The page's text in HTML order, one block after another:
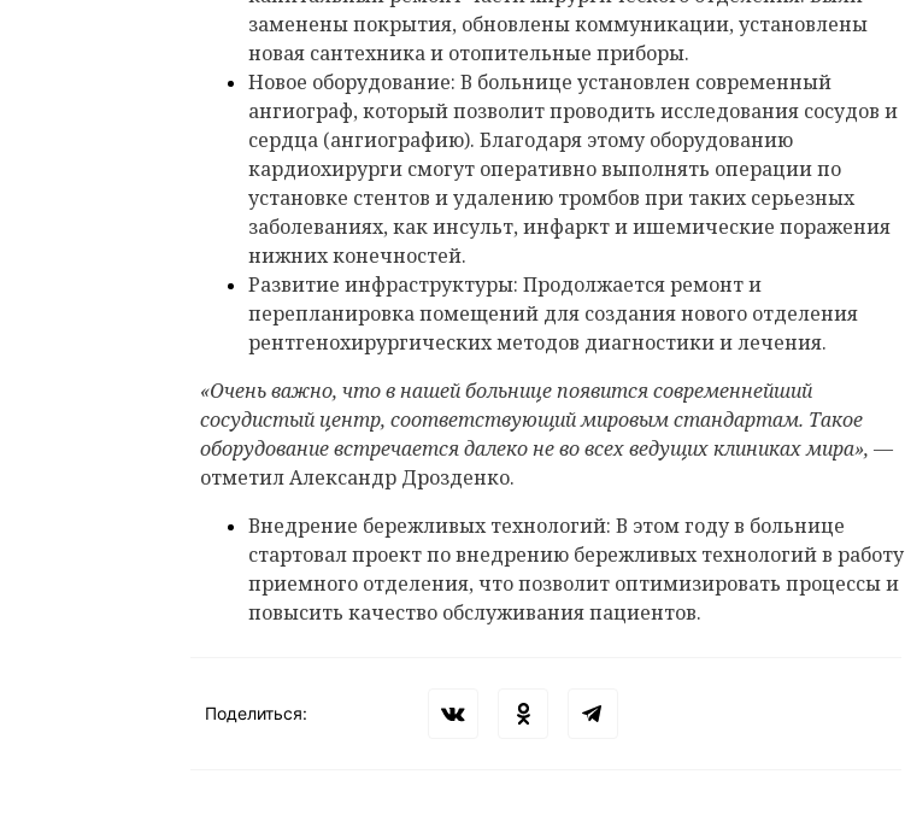
заменены покрытия, обновлены коммуникации, установлены
новая сантехника и отопительные приборы.
Новое оборудование: В больнице установлен современный
ангиограф, который позволит проводить исследования сосудов и
сердца (ангиографию). Благодаря этому оборудованию
кардиохирурги смогут оперативно выполнять операции по
установке стентов и удалению тромбов при таких серьезных
заболеваниях, как инсульт, инфаркт и ишемические поражения
нижних конечностей.
Развитие инфраструктуры: Продолжается ремонт и
перепланировка помещений для создания нового отделения
рентгенохирургических методов диагностики и лечения.
«Очень важно, что в нашей больнице появится современнейший
сосудистый центр, соответствующий мировым стандартам. Такое
оборудование встречается далеко не во всех ведущих клиниках мира», —
отметил Александр Дрозденко.
Внедрение бережливых технологий: В этом году в больнице
стартовал проект по внедрению бережливых технологий в работу
приемного отделения, что позволит оптимизировать процессы и
повысить качество обслуживания пациентов.
Поделиться: